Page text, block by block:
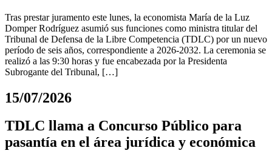
Tras prestar juramento este lunes, la economista María de la Luz
Domper Rodríguez asumió sus funciones como ministra titular del
Tribunal de Defensa de la Libre Competencia (TDLC) por un nuevo
período de seis años, correspondiente a 2026-2032. La ceremonia se
realizó a las 9:30 horas y fue encabezada por la Presidenta
Subrogante del Tribunal, […]
15/07/2026
TDLC llama a Concurso Público para
pasantía en el área jurídica y económica